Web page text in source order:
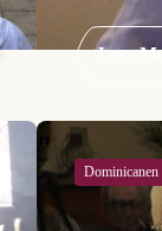
Lees
Dominicanen